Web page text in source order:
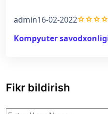
admin16-02-2022gradegradegradegrade
Kompyuter
Fikr bildirish